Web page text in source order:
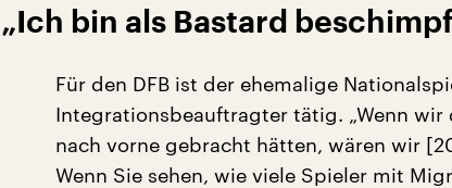
„Ich bin als Bastard
Für den DFB ist der ehemalige
Integrationsbeauftragter tätig. „Wenn
nach vorne gebracht hätten, wären wir
Wenn Sie sehen, wie viele Spieler mit